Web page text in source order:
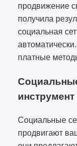
продвижение
получила
социальная
платные
инструмент
Социальные
продвигают